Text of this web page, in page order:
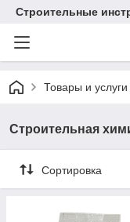
Строительные
Товары и услуги
Строительная
Сортировка